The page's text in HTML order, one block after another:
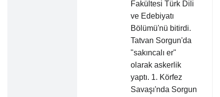
Fakültesi Türk Dili
ve Edebiyatı
Bölümü'nü bitirdi.
Tatvan Sorgun'da
"sakıncalı er"
olarak askerlik
yaptı. 1. Körfez
Savaşı'nda Sorgun